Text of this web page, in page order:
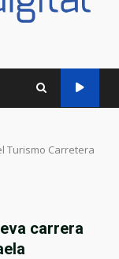
Turismo Carretera
carrera